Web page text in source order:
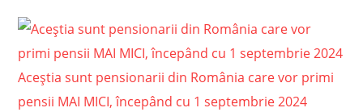
Aceștia sunt pensionarii din România care vor primi
pensii MAI MICI, începând cu 1 septembrie 2024